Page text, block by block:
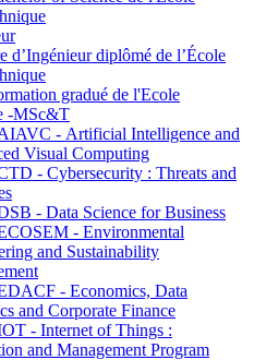
d’Ingénieur diplômé de l’École
gradué de l'Ecole
-MSc&T
- Artificial Intelligence and
Visual Computing
- Cybersecurity : Threats and
- Data Science for Business
- Environmental
and Sustainability
- Economics, Data
and Corporate Finance
- Internet of Things :
and Management Program